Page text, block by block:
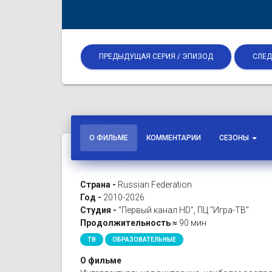
ПРЕДЫДУЩАЯ СЕРИЯ / ЭПИЗОД
О ФИЛЬМЕ КОММЕНТАРИИ СЕЗОНЫ
Страна - Russian Federation
Год - 2010-2026
Студия - "Первый канал HD", ПЦ "Игра-ТВ"
Продолжительность ≈ 90 мин
ТВ ОБРАЗОВАТЕЛЬНЫЕ
О фильме